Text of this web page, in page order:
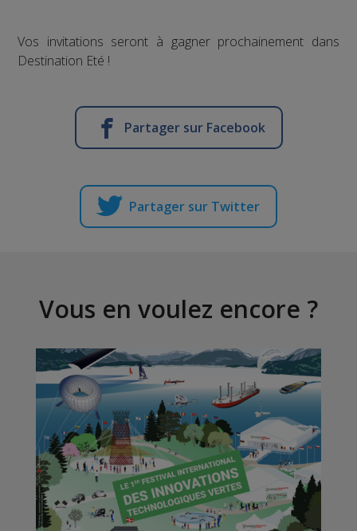
Vos invitations seront à gagner prochainement dans
Destination Eté !
Partager sur Facebook
Partager sur Twitter
Vous en voulez encore ?